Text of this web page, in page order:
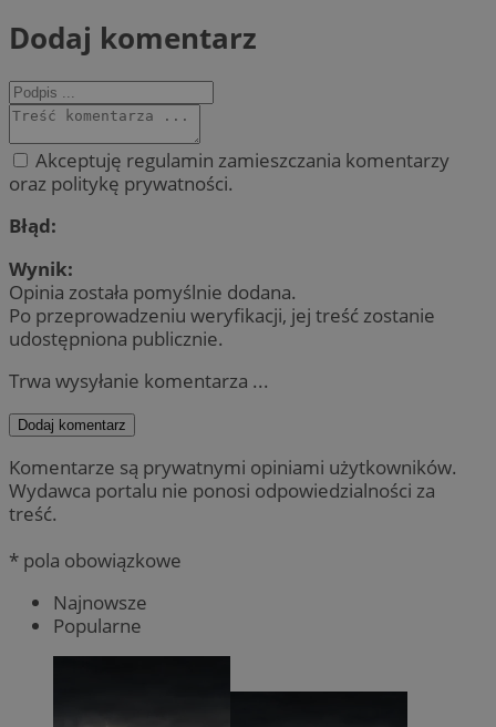
Dodaj komentarz
Akceptuję regulamin zamieszczania komentarzy
oraz politykę prywatności.
Błąd:
Wynik:
Opinia została pomyślnie dodana.
Po przeprowadzeniu weryfikacji, jej treść zostanie
udostępniona publicznie.
Trwa wysyłanie komentarza ...
Dodaj komentarz
Komentarze są prywatnymi opiniami użytkowników.
Wydawca portalu nie ponosi odpowiedzialności za
treść.
* pola obowiązkowe
Najnowsze
Popularne